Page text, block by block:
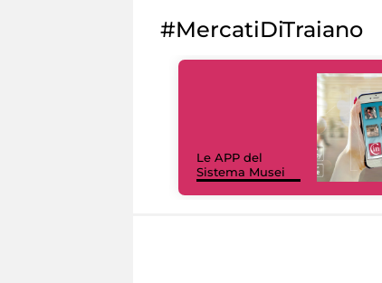
#MercatiDiTraiano
Le APP del
Sistema Musei